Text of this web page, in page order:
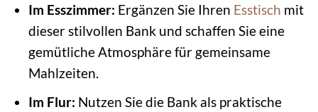
Im Esszimmer: Ergänzen Sie Ihren Esstisch mit
dieser stilvollen Bank und schaffen Sie eine
gemütliche Atmosphäre für gemeinsame
Mahlzeiten.
Im Flur: Nutzen Sie die Bank als praktische